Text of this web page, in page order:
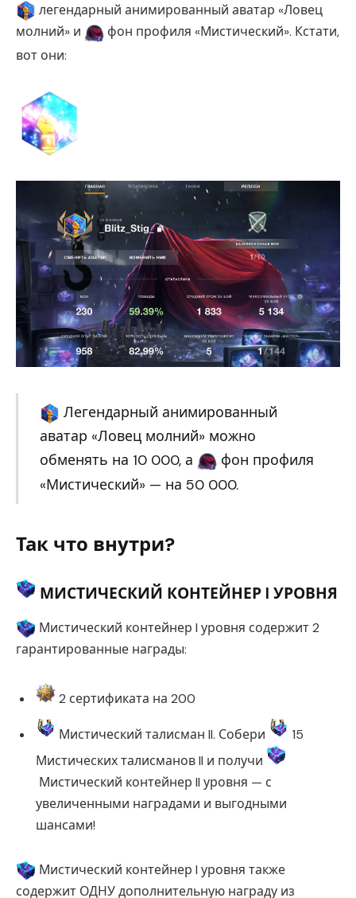
легендарный анимированный аватар «Ловец
молний» и
фон профиля «Мистический». Кстати,
вот они:
Легендарный анимированный
аватар «Ловец молний» можно
обменять на 10 000, а
фон профиля
«Мистический» — на 50 000.
Так что внутри?
МИСТИЧЕСКИЙ КОНТЕЙНЕР I УРОВНЯ
Мистический контейнер I уровня содержит 2
гарантированные награды:
2 сертификата на 200
Мистический талисман II. Собери
15
Мистических талисманов II и получи
Мистический контейнер II уровня — с
увеличенными наградами и выгодными
шансами!
Мистический контейнер I уровня также
содержит ОДНУ дополнительную награду из